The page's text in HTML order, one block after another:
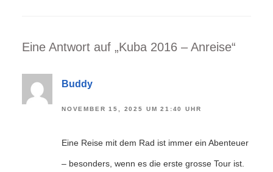
Eine Antwort auf „Kuba 2016 – Anreise“
Buddy
NOVEMBER 15, 2025 UM 21:40 UHR
Eine Reise mit dem Rad ist immer ein Abenteuer
– besonders, wenn es die erste grosse Tour ist.